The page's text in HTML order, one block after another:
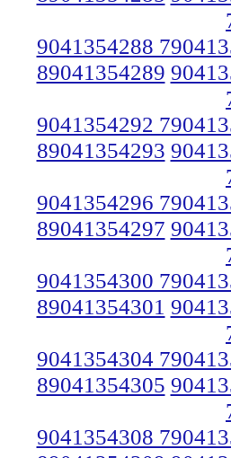
9041354288
89041354289
9041354292
89041354293
9041354296
89041354297
9041354300
89041354301
9041354304
89041354305
9041354308